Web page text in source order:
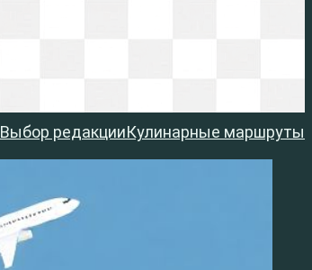
Выбор редакцииКулинарные маршруты